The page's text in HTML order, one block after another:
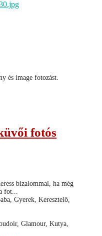
és image fotozást.
fotós
bizalommal, ha még
fot...
Gyerek, Keresztelő,
Glamour, Kutya,